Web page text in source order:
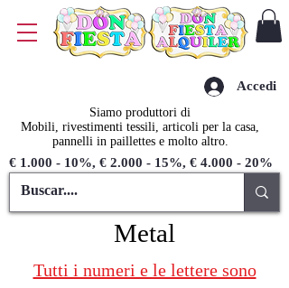
Siamo produttori di
Mobili, rivestimenti tessili, articoli per la casa,
pannelli in paillettes e molto altro.
€ 1.000 - 10%, € 2.000 - 15%, € 4.000 - 20%
Accedi
Metal
Tutti i numeri e le lettere sono